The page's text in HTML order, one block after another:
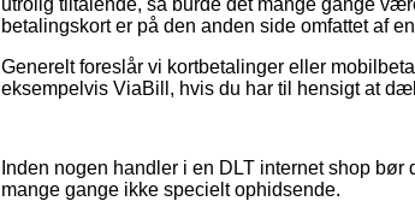
utrolig tiltalende, så burde det mange gange
betalingskort er på den anden side omfattet af
Generelt foreslår vi kortbetalinger eller
eksempelvis ViaBill, hvis du har til hensigt at
Inden nogen handler i en DLT internet shop
mange gange ikke specielt ophidsende.